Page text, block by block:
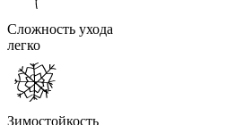
Сложность ухода
легко
Зимостойкость